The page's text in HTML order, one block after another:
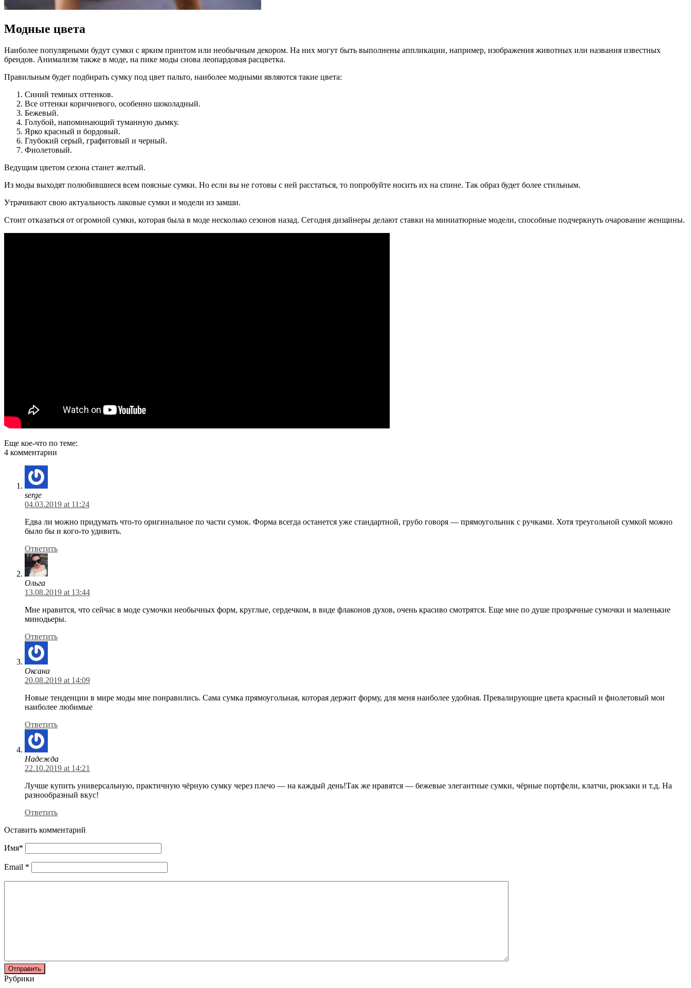
Модные цвета
Наиболее популярными будут сумки с ярким принтом или необычным декором. На них могут быть выполнены аппликации, например, изображения животных или названия известных
брендов. Анимализм также в моде, на пике моды снова леопардовая расцветка.
Правильным будет подбирать сумку под цвет пальто, наиболее модными являются такие цвета:
Синий темных оттенков.
Все оттенки коричневого, особенно шоколадный.
Бежевый.
Голубой, напоминающий туманную дымку.
Ярко красный и бордовый.
Глубокий серый, графитовый и черный.
Фиолетовый.
Ведущим цветом сезона станет желтый.
Из моды выходят полюбившиеся всем поясные сумки. Но если вы не готовы с ней расстаться, то попробуйте носить их на спине. Так образ будет более стильным.
Утрачивают свою актуальность лаковые сумки и модели из замши.
Стоит отказаться от огромной сумки, которая была в моде несколько сезонов назад. Сегодня дизайнеры делают ставки на миниатюрные модели, способные подчеркнуть очарование женщины.
Еще кое-что по теме:
4 комментарии
serge
04.03.2019 at 11:24
Едва ли можно придумать что-то оригинальное по части сумок. Форма всегда останется уже стандартной, грубо говоря — прямоугольник с ручками. Хотя треугольной сумкой можно
было бы и кого-то удивить.
Ответить
Ольга
13.08.2019 at 13:44
Мне нравится, что сейчас в моде сумочки необычных форм, круглые, сердечком, в виде флаконов духов, очень красиво смотрятся. Еще мне по душе прозрачные сумочки и маленькие
минодьеры.
Ответить
Оксана
20.08.2019 at 14:09
Новые тенденции в мире моды мне понравились. Сама сумка прямоугольная, которая держит форму, для меня наиболее удобная. Превалирующие цвета красный и фиолетовый мои
наиболее любимые
Ответить
Надежда
22.10.2019 at 14:21
Лучше купить универсальную, практичную чёрную сумку через плечо — на каждый день!Так же нравятся — бежевые элегантные сумки, чёрные портфели, клатчи, рюкзаки и т.д. На
разнообразный вкус!
Ответить
Оставить комментарий
Имя*
Email *
Рубрики